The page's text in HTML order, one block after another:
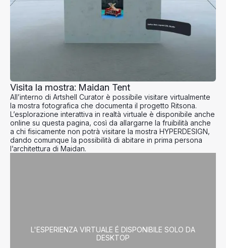
Visita la mostra: Maidan Tent
All’interno di Artshell Curator è possibile visitare virtualmente
la mostra fotografica che documenta il progetto Ritsona.
L’esplorazione interattiva in realtà virtuale è disponibile anche
online su questa pagina, così da allargarne la fruibilità anche
a chi fisicamente non potrà visitare la mostra HYPERDESIGN,
dando comunque la possibilità di abitare in prima persona
l’architettura di Maidan.
L'ESPERIENZA VIRTUALE É DISPONIBILE SOLO DA
DESKTOP